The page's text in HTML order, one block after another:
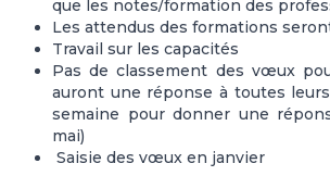
que les notes/formation des
Les attendus des formations
Travail sur les capacités
Pas de classement des vœux
auront une réponse à toutes
semaine pour donner une
mai)
Saisie des vœux en janvier